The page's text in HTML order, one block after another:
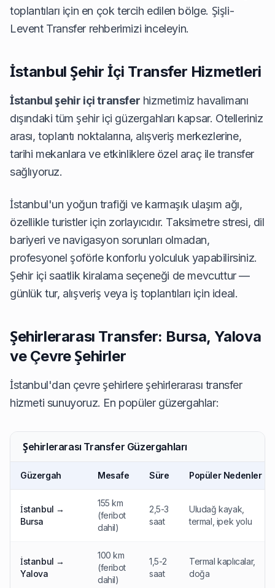
toplantıları için en çok tercih edilen bölge. Şişli-
Levent Transfer rehberimizi inceleyin.
İstanbul Şehir İçi Transfer Hizmetleri
İstanbul şehir içi transfer hizmetimiz havalimanı
dışındaki tüm şehir içi güzergahları kapsar. Otelleriniz
arası, toplantı noktalarına, alışveriş merkezlerine,
tarihi mekanlara ve etkinliklere özel araç ile transfer
sağlıyoruz.
İstanbul'un yoğun trafiği ve karmaşık ulaşım ağı,
özellikle turistler için zorlayıcıdır. Taksimetre stresi, dil
bariyeri ve navigasyon sorunları olmadan,
profesyonel şoförle konforlu yolculuk yapabilirsiniz.
Şehir içi saatlik kiralama seçeneği de mevcuttur —
günlük tur, alışveriş veya iş toplantıları için ideal.
Şehirlerarası Transfer: Bursa, Yalova
ve Çevre Şehirler
İstanbul'dan çevre şehirlere şehirlerarası transfer
hizmeti sunuyoruz. En popüler güzergahlar:
Şehirlerarası Transfer Güzergahları
Güzergah Mesafe Süre Popüler Nedenler
İstanbul →
Bursa
155 km
(feribot
dahil)
2,5-3
saat
Uludağ kayak,
termal, ipek yolu
İstanbul →
Yalova
100 km
(feribot
dahil)
1,5-2
saat
Termal kaplıcalar,
doğa